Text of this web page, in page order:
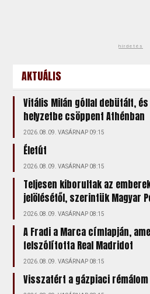
hirdetés
AKTUÁLIS
Vitális Milán góllal debütált,
helyzetbe csöppent Athénban
2026.08.09. VASÁRNAP 09:15
Életút
2026.08.09. VASÁRNAP 08:15
Teljesen kiborultak az
jelölésétől, szerintük Magyar
2026.08.09. VASÁRNAP 08:15
A Fradi a Marca címlapján,
felszólította Real Madridot
2026.08.09. VASÁRNAP 08:15
Visszatért a gázpiaci rémálom